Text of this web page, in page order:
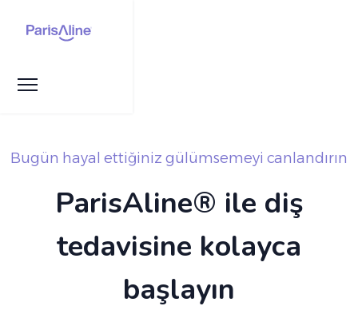
Bugün hayal ettiğiniz gülümsemeyi canlandırın
ParisAline® ile diş
tedavisine kolayca
başlayın